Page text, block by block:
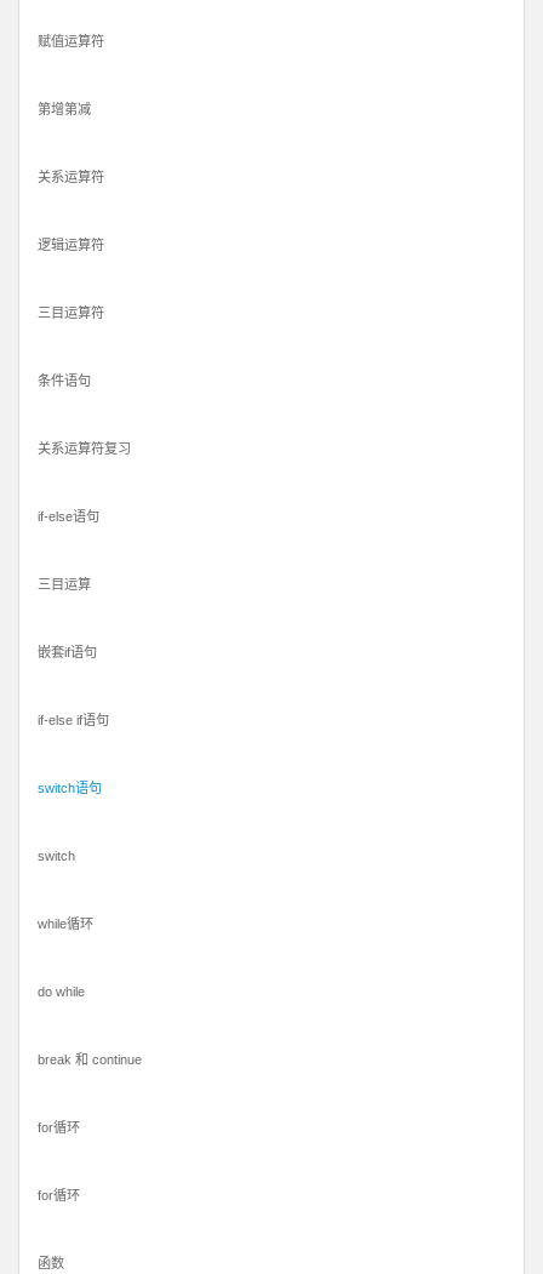
赋值运算符
第增第减
关系运算符
逻辑运算符
三目运算符
条件语句
关系运算符复习
if-else语句
三目运算
嵌套if语句
if-else if语句
switch语句
switch
while循环
do while
break 和 continue
for循环
for循环
函数